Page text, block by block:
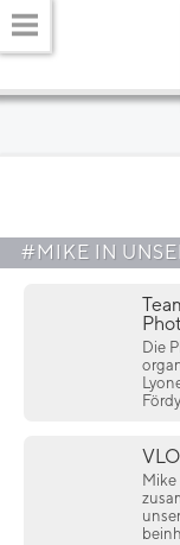
#MIKE IN
Die